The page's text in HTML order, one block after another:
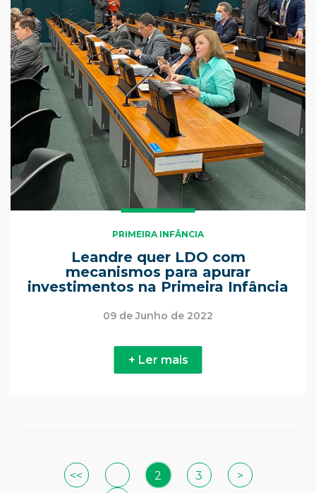
PRIMEIRA INFÂNCIA
Leandre quer LDO com
mecanismos para apurar
investimentos na Primeira Infância
09 de Junho de 2022
+ Ler mais
<<
2 3 >